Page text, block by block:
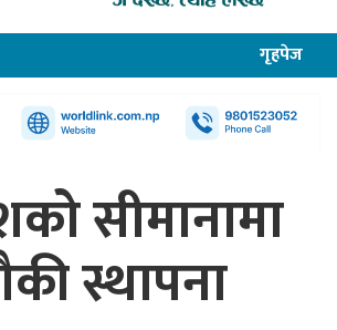
गृहपेज
सीमानामा
स्थापना